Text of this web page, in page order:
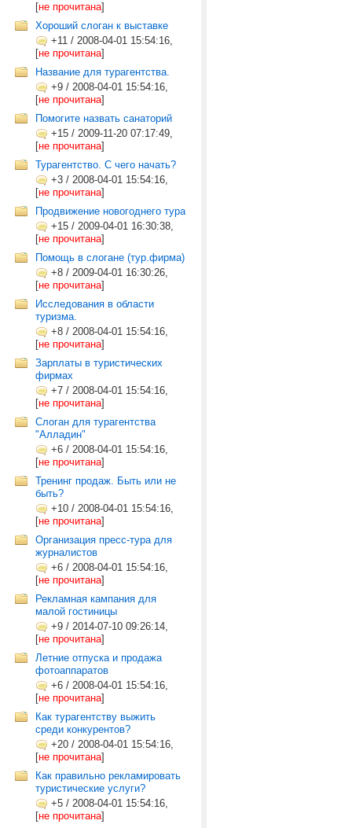
[не прочитана]
Хороший слоган к выставке
+11 / 2008-04-01 15:54:16,
[не прочитана]
Название для турагентства.
+9 / 2008-04-01 15:54:16,
[не прочитана]
Помогите назвать санаторий
+15 / 2009-11-20 07:17:49,
[не прочитана]
Турагентство. С чего начать?
+3 / 2008-04-01 15:54:16,
[не прочитана]
Продвижение новогоднего тура
+15 / 2009-04-01 16:30:38,
[не прочитана]
Помощь в слогане (тур.фирма)
+8 / 2009-04-01 16:30:26,
[не прочитана]
Исследования в области
туризма.
+8 / 2008-04-01 15:54:16,
[не прочитана]
Зарплаты в туристических
фирмах
+7 / 2008-04-01 15:54:16,
[не прочитана]
Слоган для турагентства
"Алладин"
+6 / 2008-04-01 15:54:16,
[не прочитана]
Тренинг продаж. Быть или не
быть?
+10 / 2008-04-01 15:54:16,
[не прочитана]
Организация пресс-тура для
журналистов
+6 / 2008-04-01 15:54:16,
[не прочитана]
Рекламная кампания для
малой гостиницы
+9 / 2014-07-10 09:26:14,
[не прочитана]
Летние отпуска и продажа
фотоаппаратов
+6 / 2008-04-01 15:54:16,
[не прочитана]
Как турагентству выжить
среди конкурентов?
+20 / 2008-04-01 15:54:16,
[не прочитана]
Как правильно рекламировать
туристические услуги?
+5 / 2008-04-01 15:54:16,
[не прочитана]